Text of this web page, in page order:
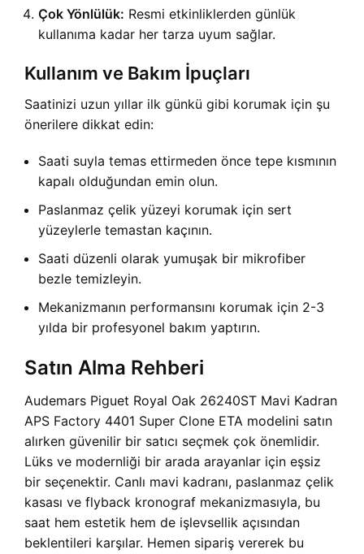
Çok Yönlülük: Resmi etkinliklerden günlük
kullanıma kadar her tarza uyum sağlar.
Kullanım ve Bakım İpuçları
Saatinizi uzun yıllar ilk günkü gibi korumak için şu
önerilere dikkat edin:
Saati suyla temas ettirmeden önce tepe kısmının
kapalı olduğundan emin olun.
Paslanmaz çelik yüzeyi korumak için sert
yüzeylerle temastan kaçının.
Saati düzenli olarak yumuşak bir mikrofiber
bezle temizleyin.
Mekanizmanın performansını korumak için 2-3
yılda bir profesyonel bakım yaptırın.
Satın Alma Rehberi
Audemars Piguet Royal Oak 26240ST Mavi Kadran
APS Factory 4401 Super Clone ETA modelini satın
alırken güvenilir bir satıcı seçmek çok önemlidir.
Lüks ve modernliği bir arada arayanlar için eşsiz
bir seçenektir. Canlı mavi kadranı, paslanmaz çelik
kasası ve flyback kronograf mekanizmasıyla, bu
saat hem estetik hem de işlevsellik açısından
beklentileri karşılar. Hemen sipariş vererek bu